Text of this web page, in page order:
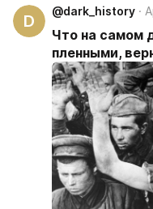
D
@dark_history
Что на самом
пленными,